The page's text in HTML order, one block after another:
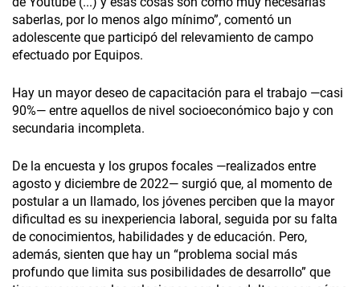
saberlas, por lo menos algo mínimo”, comentó un
adolescente que participó del relevamiento de campo
efectuado por Equipos.
Hay un mayor deseo de capacitación para el trabajo —casi
90%— entre aquellos de nivel socioeconómico bajo y con
secundaria incompleta.
De la encuesta y los grupos focales —realizados entre
agosto y diciembre de 2022— surgió que, al momento de
postular a un llamado, los jóvenes perciben que la mayor
dificultad es su inexperiencia laboral, seguida por su falta
de conocimientos, habilidades y de educación. Pero,
además, sienten que hay un “problema social más
profundo que limita sus posibilidades de desarrollo” que